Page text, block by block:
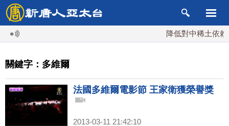
降低對中稀土依賴
關鍵字：多維爾
法國多維爾電影節 王家衛獲榮譽獎
2013-03-11 21:42:10